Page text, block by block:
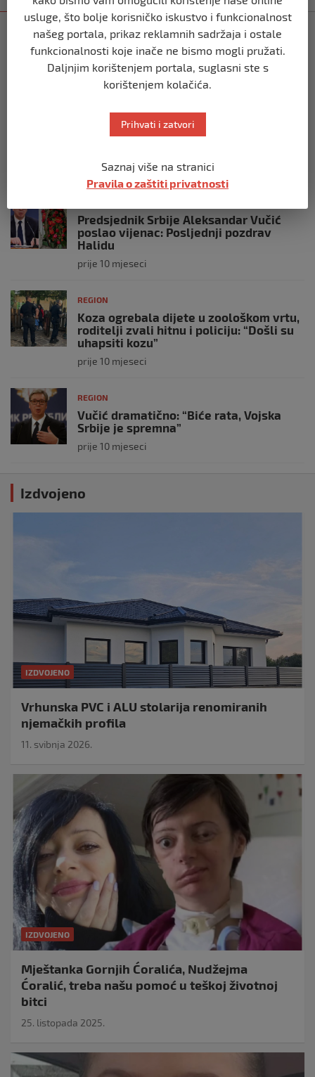
REGION
Vulin: Ne smije se odustati od
referenduma
prije 10 mjeseci
Mira se dvadeseti put cijepila protiv
prije 10 mjeseci
Predsjednik Srbije Aleksandar Vučić
poslao vijenac: Posljednji pozdrav
Halidu
prije 10 mjeseci
REGION
Koza ogrebala dijete u zoološkom vrtu,
roditelji zvali hitnu i policiju: “Došli su
uhapsiti kozu”
prije 10 mjeseci
REGION
Vučić dramatično: “Biće rata, Vojska
Srbije je spremna”
prije 10 mjeseci
Izdvojeno
IZDVOJENO
Vrhunska PVC i ALU stolarija renomiranih
njemačkih profila
11. svibnja 2026.
IZDVOJENO
Mještanka Gornjih Ćoralića, Nudžejma
Ćoralić, treba našu pomoć u teškoj životnoj
bitci
25. listopada 2025.
usluge, što bolje korisničko iskustvo i funkcionalnost
našeg portala, prikaz reklamnih sadržaja i ostale
funkcionalnosti koje inače ne bismo mogli pružati.
Daljnjim korištenjem portala, suglasni ste s
korištenjem kolačića.
Prihvati i zatvori
Saznaj više na stranici
Pravila o zaštiti privatnosti